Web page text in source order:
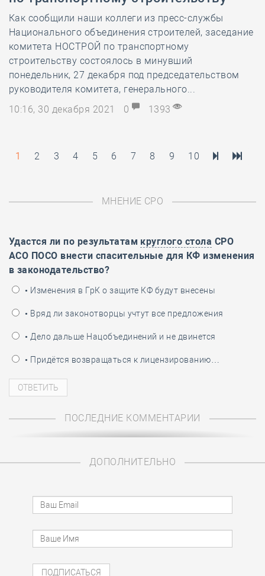
Как сообщили наши коллеги из пресс-службы
Национального объединения строителей, заседание
комитета НОСТРОЙ по транспортному
строительству состоялось в минувший
понедельник, 27 декабря под председательством
руководителя комитета, генерального...
10:16, 30 декабря 2021
0 1393
1 2 3 4 5 6 7 8 9 10
МНЕНИЕ СРО
Удастся ли по результатам круглого стола СРО
АСО ПОСО внести спасительные для КФ изменения
в законодательство?
• Изменения в ГрК о защите КФ будут внесены
• Вряд ли законотворцы учтут все предложения
• Дело дальше Нацобъединений и не двинется
• Придётся возвращаться к лицензированию…
ПОСЛЕДНИЕ КОММЕНТАРИИ
ДОПОЛНИТЕЛЬНО